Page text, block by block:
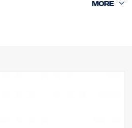
již výroby naplněna plynným
je přizpůsobena pro systém